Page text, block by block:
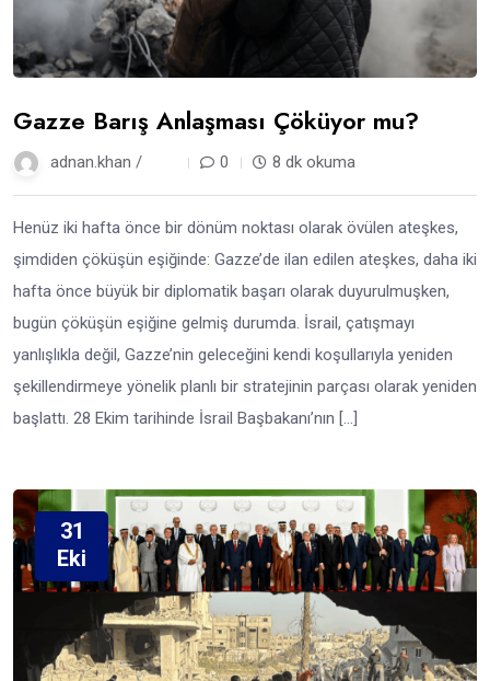
Gazze Barış Anlaşması Çöküyor mu?
adnan.khan / 0 8 dk okuma
Henüz iki hafta önce bir dönüm noktası olarak övülen ateşkes,
şimdiden çöküşün eşiğinde: Gazze’de ilan edilen ateşkes, daha iki
hafta önce büyük bir diplomatik başarı olarak duyurulmuşken,
bugün çöküşün eşiğine gelmiş durumda. İsrail, çatışmayı
yanlışlıkla değil, Gazze’nin geleceğini kendi koşullarıyla yeniden
şekillendirmeye yönelik planlı bir stratejinin parçası olarak yeniden
başlattı. 28 Ekim tarihinde İsrail Başbakanı’nın […]
31
Eki